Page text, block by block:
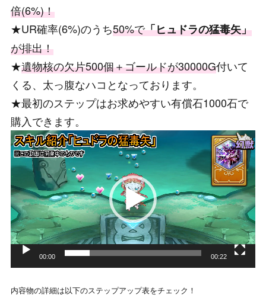
倍(6%)！
★UR確率(6%)のうち50%で「ヒュドラの猛毒矢」
が排出！
★遺物核の欠片500個＋ゴールドが30000G付いて
くる、太っ腹なハコとなっております。
★最初のステップはお求めやすい有償石1000石で
購入できます。
動
画
プ
レ
ー
ヤ
ー
00:00 00:22
内容物の詳細は以下のステップアップ表をチェック！